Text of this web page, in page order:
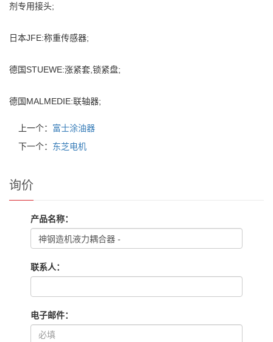
剂专用接头;
日本JFE:称重传感器;
德国STUEWE:涨紧套,锁紧盘;
德国MALMEDIE:联轴器;
上一个： 富士涂油器
下一个： 东芝电机
询价
产品名称：
联系人：
电子邮件：